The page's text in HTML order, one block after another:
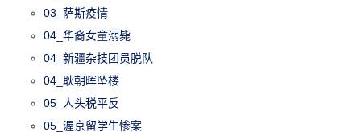
03_萨斯疫情
04_华裔女童溺毙
04_新疆杂技团员脱队
04_耿朝晖坠楼
05_人头税平反
05_渥京留学生惨案